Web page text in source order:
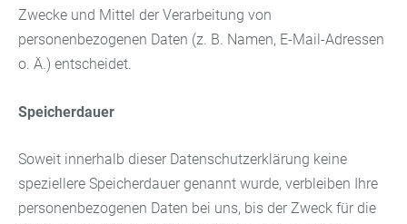
Zwecke und Mittel der Verarbeitung von
personenbezogenen Daten (z. B. Namen, E-Mail-Adressen
o. Ä.) entscheidet.
Speicherdauer
Soweit innerhalb dieser Datenschutzerklärung keine
speziellere Speicherdauer genannt wurde, verbleiben Ihre
personenbezogenen Daten bei uns, bis der Zweck für die